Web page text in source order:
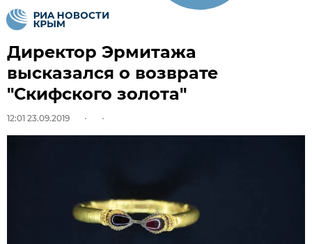
Директор Эрмитажа
высказался о возврате
"Скифского золота"
12:01 23.09.2019